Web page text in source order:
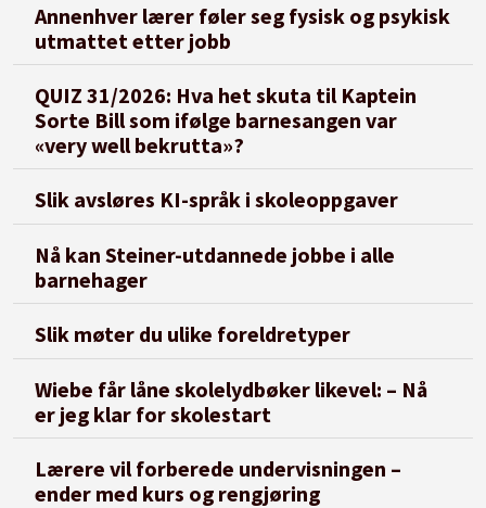
Annenhver lærer føler seg fysisk og psykisk
utmattet etter jobb
QUIZ 31/2026: Hva het skuta til Kaptein
Sorte Bill som ifølge barnesangen var
«very well bekrutta»?
Slik avsløres KI-språk i skoleoppgaver
Nå kan Steiner-utdannede jobbe i alle
barnehager
Slik møter du ulike foreldretyper
Wiebe får låne skolelydbøker likevel: – Nå
er jeg klar for skolestart
Lærere vil forberede undervisningen –
ender med kurs og rengjøring